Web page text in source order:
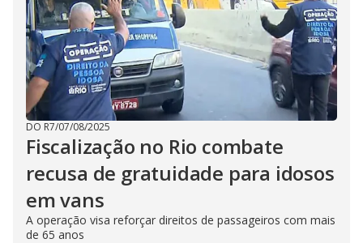
DO R7/07/08/2025
Fiscalização no Rio combate
recusa de gratuidade para idosos
em vans
A operação visa reforçar direitos de passageiros com mais
de 65 anos